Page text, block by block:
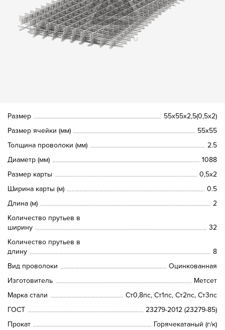
Размер
55х55х2,5(0,5х2)
Размер ячейки (мм)
55х55
Толщина проволоки (мм)
2.5
Диаметр (мм)
1088
Размер карты
0,5х2
Ширина карты (м)
0.5
Длина (м)
2
Количество прутьев в
ширину
32
Количество прутьев в
длину
8
Вид проволоки
Оцинкованная
Изготовитель
Метсет
Марка стали
Ст0,8пс, Ст1пс, Ст2пс, Ст3пс
ГОСТ
23279-2012 (23279-85)
Прокат
Горячекатаный (г/к)